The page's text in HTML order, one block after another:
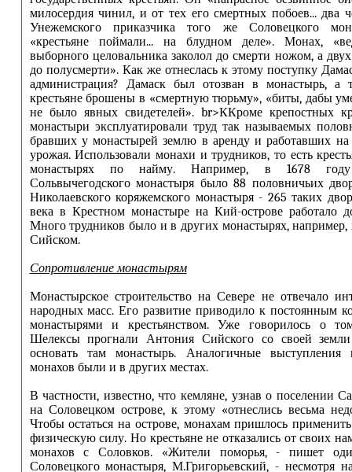
милосердия чинил, и от тех его смертных побоев... два
Унежемского приказчика того же Соловецкого
«крестьяне поймали... на блудном деле». Монах,
выборного целовальника заколол до смерти ножом, а
до полусмерти». Как же отнеслась к этому поступку
администрация? Дамаск был отозван в монастырь, а
крестьяне брошены в «смертную тюрьму», «биты, дабы
не было явных свидетелей». br>ККроме крепостных
монастыри эксплуатировали труд так называемых
бравших у монастырей землю в аренду и работавших
урожая. Использовали монахи и трудников, то есть
монастырях по найму. Например, в 1678
Сольвычегодского монастыря было 88 половничьих
Николаевского коряжемского монастыря - 265 таких
века в Крестном монастыре на Кий-острове работало
Много трудников было и в других монастырях, например,
Сийском.
Сопротивление монастырям
Монастырское строительство на Севере не отвечало
народных масс. Его развитие приводило к постоянным
монастырями и крестьянством. Уже говорилось о
Шелексы прогнали Антония Сийского со своей
основать там монастырь. Аналогичные выступления
монахов были и в других местах.
В частности, известно, что кемляне, узнав о поселении
на Соловецком острове, к этому «отнеслись весьма
Чтобы остаться на острове, монахам пришлось
физическую силу. Но крестьяне не отказались от своих
монахов с Соловков. «Жители поморья, - пишет
Соловецкого монастыря, М.Григорьевский, - несмотря